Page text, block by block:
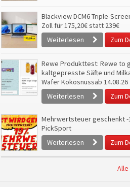
Blackview DCM6 Triple-
Zoll für 175,20€ statt 239€
Weiterlesen
Zum
Rewe Produkttest: Rewe to
kaltgepresste Säfte und
Wafer Kokosnussab 14.08.26
Weiterlesen
Zum
Mehrwertsteuer geschenkt -
PickSport
Weiterlesen
Zum
Alle